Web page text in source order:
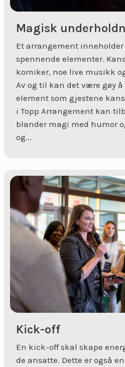
Magisk
Et arrangement
spennende elementer.
komiker, noe live musikk
Av og til kan det være gøy
element som gjestene
i Topp Arrangement kan
blander magi med humor
og...
Kick-off
En kick-off skal skape
de ansatte. Dette er også